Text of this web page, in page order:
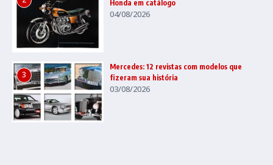
Honda em catálogo
04/08/2026
3
Mercedes: 12 revistas com modelos que
fizeram sua história
03/08/2026